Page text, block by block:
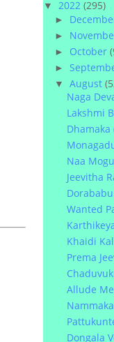
▼ 2022 (295)
►
►
► October
►
▼August
Naga
Lakshmi
Dhamaka
Naa
Jeevitha
Wanted
Khaidi
Prema
Allude
Dongala